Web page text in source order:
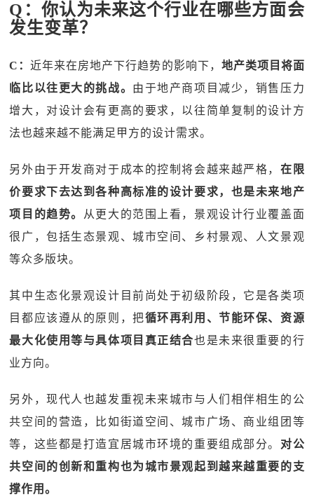
Q：你认为未来这个行业在哪些方面会
发生变革？
C：近年来在房地产下行趋势的影响下， 地产类项目将面
临比以往更大的挑战。 由于地产商项目减少，销售压力
增大，对设计会有更高的要求，以往简单复制的设计方
法也越来越不能满足甲方的设计需求。
另外由于开发商对于成本的控制将会越来越严格， 在限
价要求下去达到各种高标准的设计要求，也是未来地产
项目的趋势。
从更大的范围上看，景观设计行业覆盖面
很广，包括生态景观、城市空间、乡村景观、人文景观
等众多版块。
其中生态化景观设计目前尚处于初级阶段，它是各类项
目都应该遵从的原则，把循环再利用、节能环保、资源
最大化使用等与具体项目真正结合也是未来很重要的行
业方向。
另外，现代人也越发重视未来城市与人们相伴相生的公
共空间的营造，比如街道空间、城市广场、商业组团等
等，这些都是打造宜居城市环境的重要组成部分。 对公
共空间的创新和重构也为城市景观起到越来越重要的支
撑作用。